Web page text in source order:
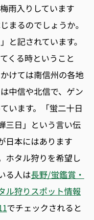
雨入りしています
まるのでしょうか。
と記されています。
くる時ということ
けては南信州の各地
中信や北信で、ゲン
います。
「蛍二十日
三日」という言い伝
日本にはあります
ホタル狩りを希望し
る人は長野/蛍鑑賞・
ル狩りスポット情報
でチェックされると